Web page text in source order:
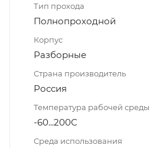
Тип прохода
Полнопроходной
Корпус
Разборные
Страна производитель
Россия
Температура рабочей среды
-60...200С
Среда использования